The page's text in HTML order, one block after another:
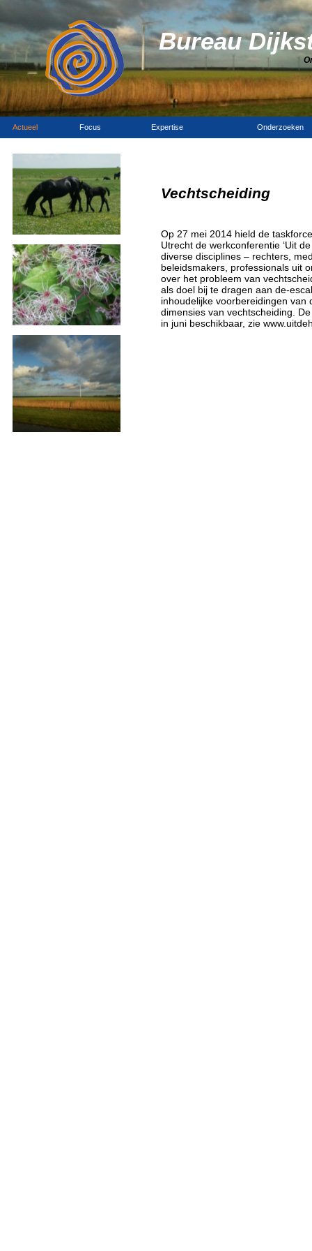
Bureau
Actueel Focus Expertise Onderzoeken
Vechtscheiding
Op 27 mei 2014 hield de
Utrecht de werkconferentie ‘Uit
diverse disciplines – rechters,
beleidsmakers, professionals uit
over het probleem van
als doel bij te dragen aan de-
inhoudelijke voorbereidingen
dimensies van vechtscheiding.
in juni beschikbaar, zie